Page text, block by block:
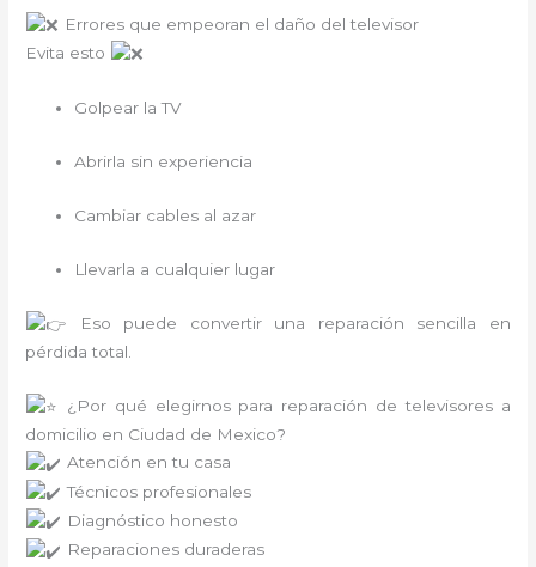
Errores que empeoran el daño del televisor
Evita esto
Golpear la TV
Abrirla sin experiencia
Cambiar cables al azar
Llevarla a cualquier lugar
Eso puede convertir una reparación sencilla en
pérdida total.
¿Por qué elegirnos para reparación de televisores a
domicilio en Ciudad de Mexico?
Atención en tu casa
Técnicos profesionales
Diagnóstico honesto
Reparaciones duraderas